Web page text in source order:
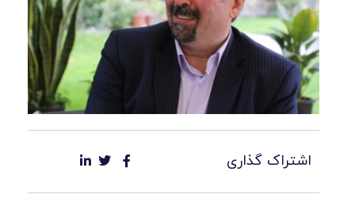
اشتراک گذاری